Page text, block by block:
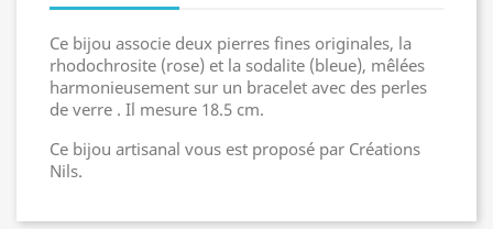
Ce bijou associe deux pierres fines originales, la
rhodochrosite (rose) et la sodalite (bleue), mêlées
harmonieusement sur un bracelet avec des perles
de verre . Il mesure 18.5 cm.
Ce bijou artisanal vous est proposé par Créations
Nils.